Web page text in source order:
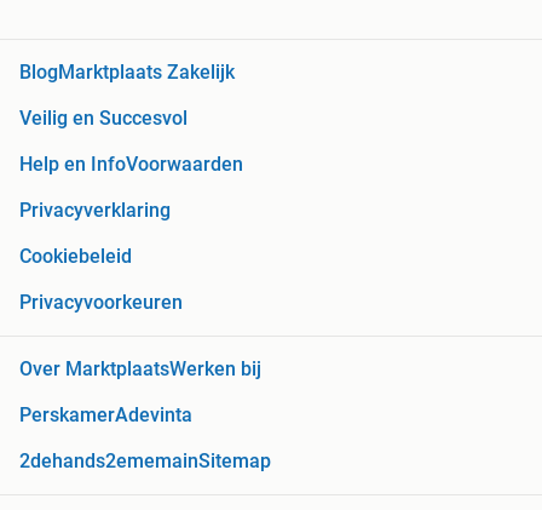
BlogMarktplaats Zakelijk
Veilig en Succesvol
Help en InfoVoorwaarden
Privacyverklaring
Cookiebeleid
Privacyvoorkeuren
Over MarktplaatsWerken bij
PerskamerAdevinta
2dehands2ememainSitemap